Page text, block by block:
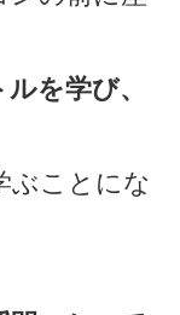
を学び、
ぶことにな